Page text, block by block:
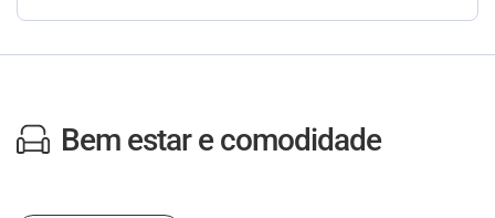
Bem estar e comodidade